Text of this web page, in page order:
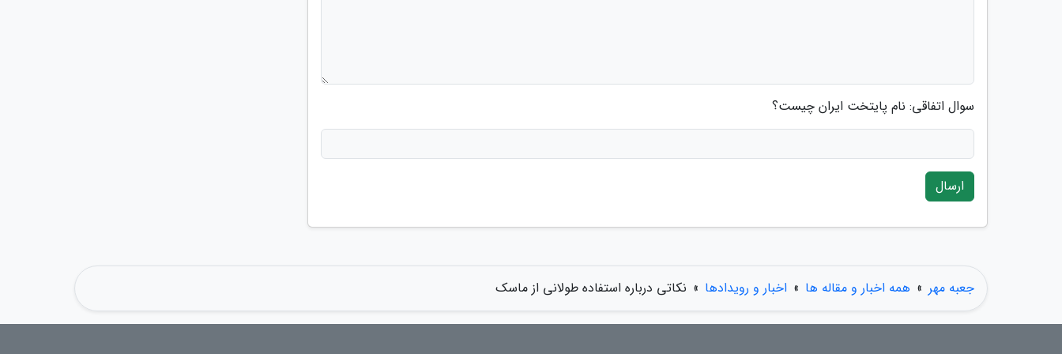
سوال اتفاقی: نام پایتخت ایران چیست؟
ارسال
جعبه مهر » همه اخبار و مقاله ها » اخبار و رویدادها » نکاتی درباره استفاده طولانی از ماسک